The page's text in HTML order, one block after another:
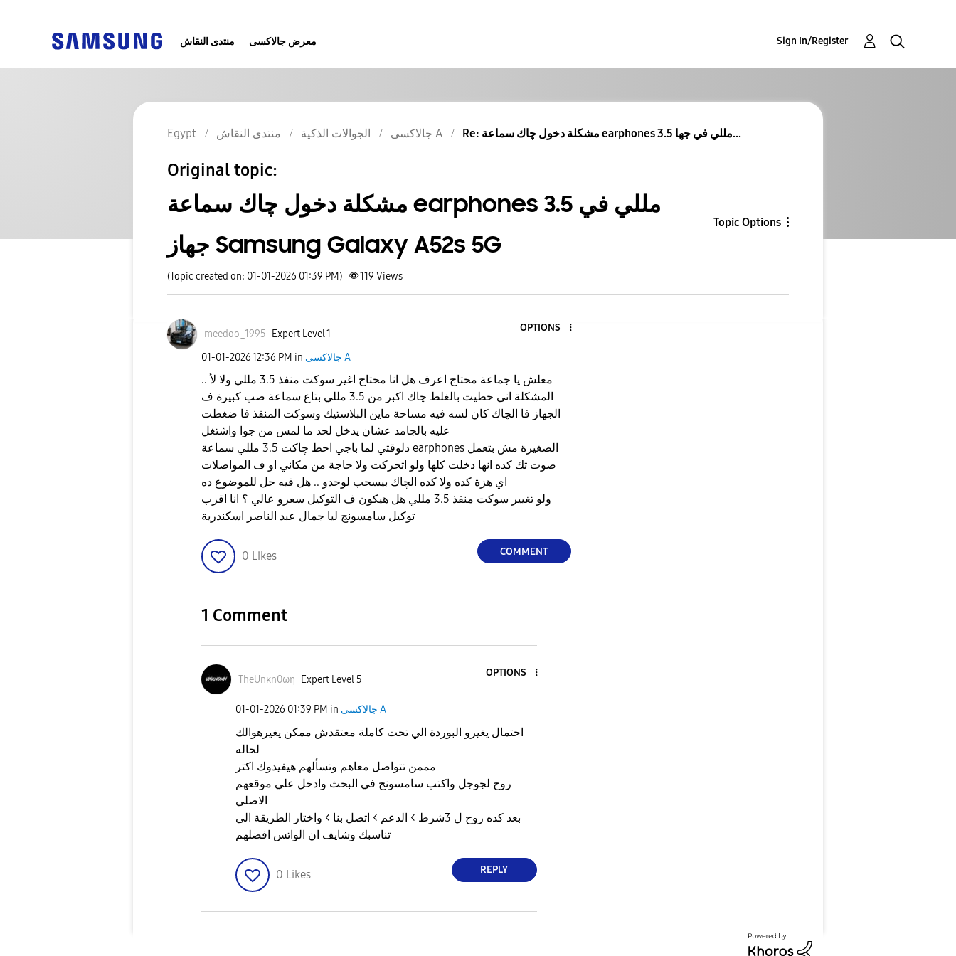
منتدى النقاش معرض جالاكسى Sign In/Register
Egypt منتدى النقاش الجوالات الذكية جالاكسى A Re: مشكلة دخول چاك سماعة earphones 3.5 مللي في جها...
Original topic:
مشكلة دخول چاك سماعة earphones 3.5 مللي في
جهاز Samsung Galaxy A52s 5G
Topic Options
(Topic created on: 01-01-2026 01:39 PM) 119 Views
meedoo_1995 Expert Level 1
OPTIONS
‎01-01-202612:36 PM in جالاكسى A
معلش يا جماعة محتاج اعرف هل انا محتاج اغير سوكت منفذ 3.5 مللي ولا لأ ..
المشكلة اني حطيت بالغلط چاك اكبر من 3.5 مللي بتاع سماعة صب كبيرة ف
الجهاز فا الچاك كان لسه فيه مساحة ماين البلاستيك وسوكت المنفذ فا ضغطت
عليه بالجامد عشان يدخل لحد ما لمس من جوا واشتغل
دلوقتي لما باجي احط چاكت 3.5 مللي سماعة earphones الصغيرة مش بتعمل
صوت تك كده انها دخلت كلها ولو اتحركت ولا حاجة من مكاني او ف المواصلات
اي هزة كده ولا كده الچاك بيسحب لوحدو .. هل فيه حل للموضوع ده
ولو تغيير سوكت منفذ 3.5 مللي هل هيكون ف التوكيل سعرو عالي ؟ انا اقرب
0 Likes COMMENT
1 Comment
TheUnκn0ωη Expert Level 5
OPTIONS
‎01-01-2026 01:39 PM in جالاكسى A
احتمال يغيرو البوردة الي تحت كاملة معتقدش ممكن يغيرهوالك
لحاله
مممن تتواصل معاهم وتسألهم هيفيدوك اكتر
روح لجوجل واكتب سامسونج في البحث وادخل علي موقعهم
الاصلي
بعد كده روح ل 3شرط > الدعم > اتصل بنا > واختار الطريقة الي
تناسبك وشايف ان الواتس افضلهم
0 Likes REPLY